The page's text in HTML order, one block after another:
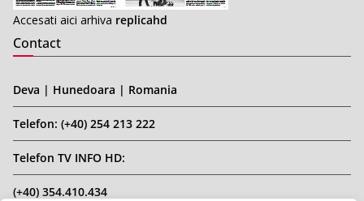
Accesati aici arhiva replicahd
Contact
Deva | Hunedoara | Romania
Telefon: (+40) 254 213 222
Telefon TV INFO HD:
(+40) 354.410.434